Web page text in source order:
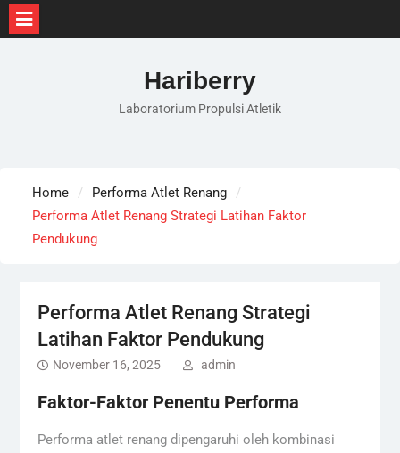
Hariberry
Laboratorium Propulsi Atletik
Home
Performa Atlet Renang
Performa Atlet Renang Strategi Latihan Faktor
Pendukung
Performa Atlet Renang Strategi
Latihan Faktor Pendukung
November 16, 2025 admin
Faktor-Faktor Penentu Performa
Performa atlet renang dipengaruhi oleh kombinasi